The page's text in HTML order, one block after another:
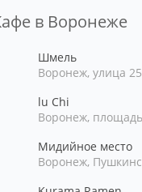
Кафе в Воронеже
Шмель
Воронеж, улица
lu Chi
Воронеж,
Мидийное место
Воронеж,